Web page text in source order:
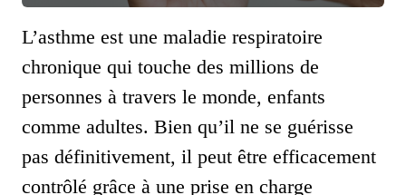
L’asthme est une maladie respiratoire
chronique qui touche des millions de
personnes à travers le monde, enfants
comme adultes. Bien qu’il ne se guérisse
pas définitivement, il peut être efficacement
contrôlé grâce à une prise en charge